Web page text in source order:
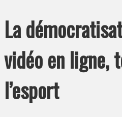
La
vidéo en ligne,
l’esport